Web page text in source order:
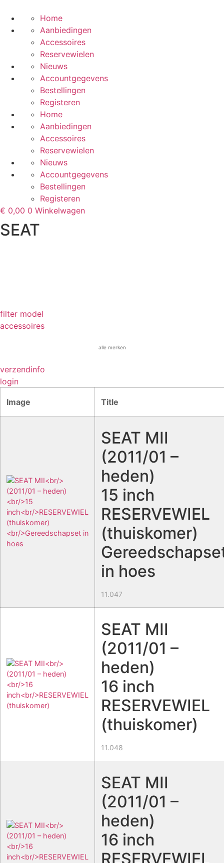
naar
Home
Aanbiedingen
Accessoires
Reservewielen
Nieuws
Accountgegevens
Bestellingen
Registeren
Home
Aanbiedingen
Accessoires
Reservewielen
Nieuws
Accountgegevens
Bestellingen
Registeren
€ 0,00 0 Winkelwagen
SEAT
filter model
accessoires
alle merken
verzendinfo
login
Image Title
SEAT MII
(2011/01 –
heden)
15 inch
RESERVEWIEL
(thuiskomer)
in hoes
11.047
SEAT MII
(2011/01 –
heden)
16 inch
RESERVEWIEL
(thuiskomer)
11.048
SEAT MII
(2011/01 –
heden)
16 inch
RESERVEWIEL